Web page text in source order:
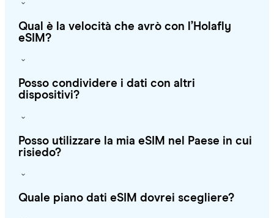
Qual è la velocità che avrò con l’Holafly
eSIM?
Posso condividere i dati con altri
dispositivi?
Posso utilizzare la mia eSIM nel Paese in cui
risiedo?
Quale piano dati eSIM dovrei scegliere?